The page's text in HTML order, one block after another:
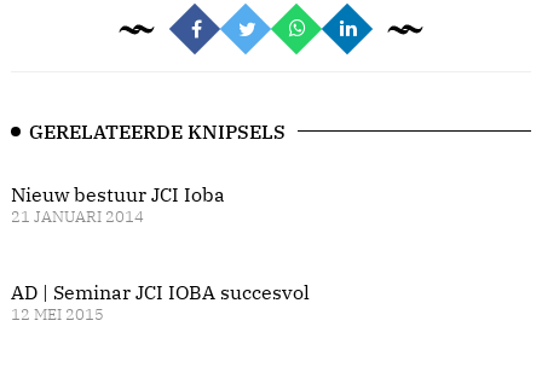
GERELATEERDE KNIPSELS
Nieuw bestuur JCI Ioba
21 JANUARI 2014
AD | Seminar JCI IOBA succesvol
12 MEI 2015